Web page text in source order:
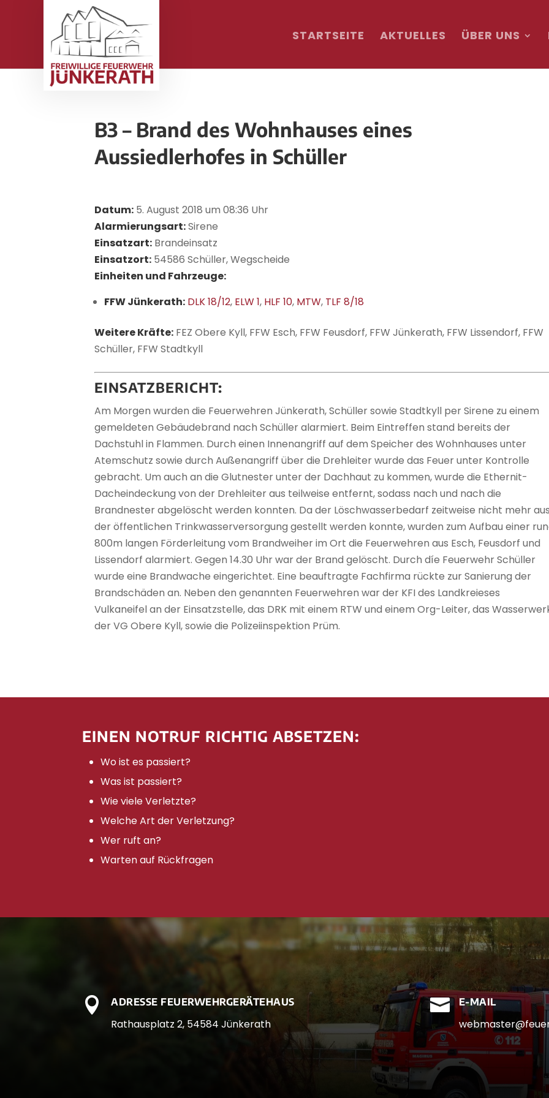
STARTSEITE AKTUELLES ÜBER UNS
B3 – Brand des Wohnhauses eines
Aussiedlerhofes in Schüller
Datum: 5. August 2018 um 08:36 Uhr
Alarmierungsart:Sirene
Einsatzart: Brandeinsatz
Einsatzort: 54586 Schüller, Wegscheide
Einheiten und Fahrzeuge:
FFW Jünkerath: DLK 18/12, ELW 1, HLF 10, MTW, TLF 8/18
Weitere Kräfte: FEZ Obere Kyll, FFW Esch, FFW Feusdorf, FFW Jünkerath, FFW Lissendorf, FFW
Schüller, FFW Stadtkyll
EINSATZBERICHT:
Am Morgen wurden die Feuerwehren Jünkerath, Schüller sowie Stadtkyll per Sirene zu einem
gemeldeten Gebäudebrand nach Schüller alarmiert. Beim Eintreffen stand bereits der
Dachstuhl in Flammen. Durch einen Innenangriff auf dem Speicher des Wohnhauses unter
Atemschutz sowie durch Außenangriff über die Drehleiter wurde das Feuer unter Kontrolle
gebracht. Um auch an die Glutnester unter der Dachhaut zu kommen, wurde die Ethernit-
Dacheindeckung von der Drehleiter aus teilweise entfernt, sodass nach und nach die
Brandnester abgelöscht werden konnten. Da der Löschwasserbedarf zeitweise nicht mehr
der öffentlichen Trinkwasserversorgung gestellt werden konnte, wurden zum Aufbau einer
800m langen Förderleitung vom Brandweiher im Ort die Feuerwehren aus Esch, Feusdorf und
Lissendorf alarmiert. Gegen 14.30 Uhr war der Brand gelöscht. Durch díe Feuerwehr Schüller
wurde eine Brandwache eingerichtet. Eine beauftragte Fachfirma rückte zur Sanierung der
Brandschäden an. Neben den genannten Feuerwehren war der KFI des Landkreieses
Vulkaneifel an der Einsatzstelle, das DRK mit einem RTW und einem Org-Leiter, das
der VG Obere Kyll, sowie die Polizeiinspektion Prüm.
EINEN NOTRUF RICHTIG ABSETZEN:
Wo ist es passiert?
Was ist passiert?
Wie viele Verletzte?
Welche Art der Verletzung?
Wer ruft an?
Warten auf Rückfragen
 ADRESSE FEUERWEHRGERÄTEHAUS
Rathausplatz 2, 54584 Jünkerath
 E-MAIL